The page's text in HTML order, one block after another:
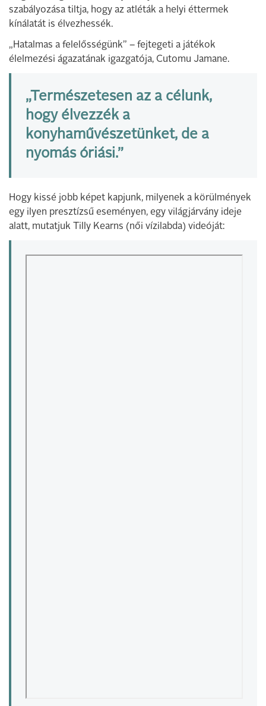
szabályozása tiltja, hogy az atléták a helyi éttermek
kínálatát is élvezhessék.
„Hatalmas a felelősségünk” – fejtegeti a játékok
élelmezési ágazatának igazgatója, Cutomu Jamane.
„Természetesen az a célunk,
hogy élvezzék a
konyhaművészetünket, de a
nyomás óriási.”
Hogy kissé jobb képet kapjunk, milyenek a körülmények
egy ilyen presztízsű eseményen, egy világjárvány ideje
alatt, mutatjuk Tilly Kearns (női vízilabda) videóját: